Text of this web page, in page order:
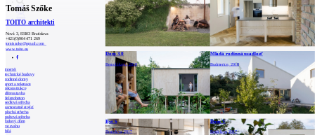
Tomáš Szőke
TOITO architekti
Nová 3, 83103 Bratislava
+421(0)904 471 269
tomiszoke@gmail.com
www.toito.eu
interiér
technické budovy
rodinné domy
sport a rekreace
rekonstrukce
dřevostavba
železobeton
sedlová střecha
samostatně stojící
plochá střecha
pultová střecha
řadový dům
ve svahu
bílá
Dom 3.0
Bernolákovo, 2018
Mladá rodinná usadlosť
Budmerice, 2018
Byt S
Bratislava, 2017
Dom V
Bratislava, 2017